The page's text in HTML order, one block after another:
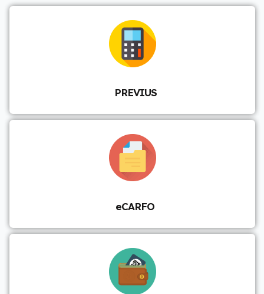
PREVIUS
eCARFO